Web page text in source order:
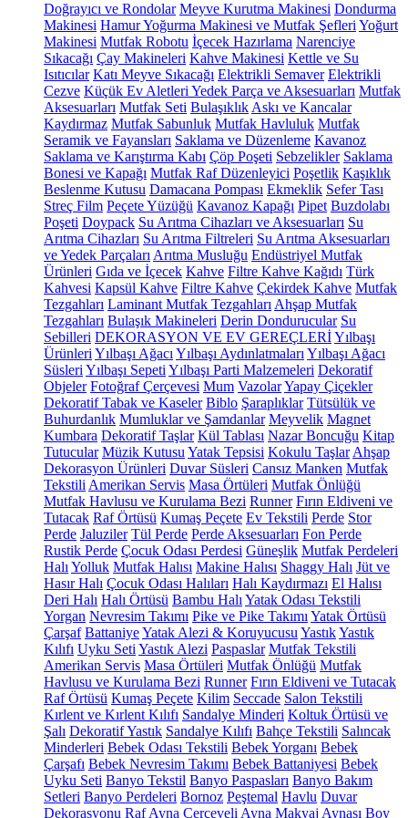
Doğrayıcı ve Rondolar Meyve Kurutma Makinesi Dondurma
Makinesi Hamur Yoğurma Makinesi ve Mutfak Şefleri Yoğurt
Makinesi Mutfak Robotu İçecek Hazırlama Narenciye
Sıkacağı Çay Makineleri Kahve Makinesi Kettle ve Su
Isıtıcılar Katı Meyve Sıkacağı Elektrikli Semaver Elektrikli
Cezve Küçük Ev Aletleri Yedek Parça ve Aksesuarları Mutfak
Aksesuarları Mutfak Seti Bulaşıklık Askı ve Kancalar
Kaydırmaz Mutfak Sabunluk Mutfak Havluluk Mutfak
Seramik ve Fayansları Saklama ve Düzenleme Kavanoz
Saklama ve Karıştırma Kabı Çöp Poşeti Sebzelikler Saklama
Bonesi ve Kapağı Mutfak Raf Düzenleyici Poşetlik Kaşıklık
Beslenme Kutusu Damacana Pompası Ekmeklik Sefer Tası
Streç Film Peçete Yüzüğü Kavanoz Kapağı Pipet Buzdolabı
Poşeti Doypack Su Arıtma Cihazları ve Aksesuarları Su
Arıtma Cihazları Su Arıtma Filtreleri Su Arıtma Aksesuarları
ve Yedek Parçaları Arıtma Musluğu Endüstriyel Mutfak
Ürünleri Gıda ve İçecek Kahve Filtre Kahve Kağıdı Türk
Kahvesi Kapsül Kahve Filtre Kahve Çekirdek Kahve Mutfak
Tezgahları Laminant Mutfak Tezgahları Ahşap Mutfak
Tezgahları Bulaşık Makineleri Derin Dondurucular Su
Sebilleri DEKORASYON VE EV GEREÇLERİYılbaşı
Ürünleri Yılbaşı Ağacı Yılbaşı Aydınlatmaları Yılbaşı Ağacı
Süsleri Yılbaşı Sepeti Yılbaşı Parti Malzemeleri Dekoratif
Objeler Fotoğraf Çerçevesi Mum VazolarYapay Çiçekler
Dekoratif Tabak ve Kaseler Biblo Şaraplıklar Tütsülük ve
Buhurdanlık Mumluklar ve Şamdanlar Meyvelik Magnet
Kumbara Dekoratif Taşlar Kül Tablası Nazar Boncuğu Kitap
Tutucular Müzik Kutusu Yatak Tepsisi Kokulu Taşlar Ahşap
Dekorasyon Ürünleri Duvar Süsleri Cansız Manken Mutfak
Tekstili Amerikan Servis Masa Örtüleri Mutfak Önlüğü
Mutfak Havlusu ve Kurulama Bezi Runner Fırın Eldiveni ve
Tutacak Raf Örtüsü Kumaş Peçete Ev Tekstili Perde Stor
Perde Jaluziler Tül Perde Perde Aksesuarları Fon Perde
Rustik Perde Çocuk Odası Perdesi Güneşlik Mutfak Perdeleri
Halı Yolluk Mutfak Halısı Makine Halısı Shaggy Halı Jüt ve
Hasır Halı Çocuk Odası Halıları Halı Kaydırmazı El Halısı
Deri Halı Halı Örtüsü Bambu Halı Yatak Odası Tekstili
Yorgan Nevresim Takımı Pike ve Pike Takımı Yatak Örtüsü
Çarşaf BattaniyeYatak Alezi & Koruyucusu YastıkYastık
Kılıfı Uyku Seti Yastık Alezi Paspaslar Mutfak Tekstili
Amerikan Servis Masa Örtüleri Mutfak Önlüğü Mutfak
Havlusu ve Kurulama Bezi Runner Fırın Eldiveni ve Tutacak
Raf Örtüsü Kumaş Peçete Kilim Seccade Salon Tekstili
Kırlent ve Kırlent Kılıfı Sandalye Minderi Koltuk Örtüsü ve
Şalı Dekoratif Yastık Sandalye Kılıfı Bahçe Tekstili Salıncak
Minderleri Bebek Odası Tekstili Bebek Yorganı Bebek
Çarşafı Bebek Nevresim Takımı Bebek Battaniyesi Bebek
Uyku Seti Banyo Tekstil Banyo Paspasları Banyo Bakım
Setleri Banyo Perdeleri Bornoz Peştemal Havlu Duvar
Dekorasyonu Raf Ayna Çerçeveli Ayna Makyaj Aynası Boy